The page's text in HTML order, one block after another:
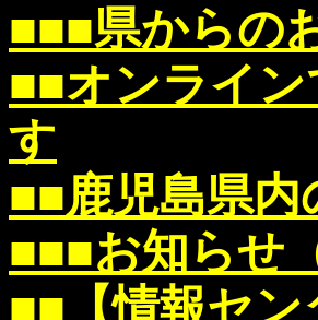
■■■県からの
■■オンライ
す
■■鹿児島県
■■■お知らせ
■■【情報セ